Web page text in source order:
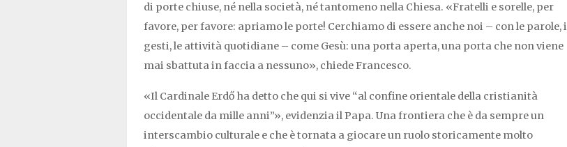
di porte chiuse, né nella società, né tantomeno nella Chiesa. «Fratelli e sorelle, per
favore, per favore: apriamo le porte! Cerchiamo di essere anche noi – con le parole, i
gesti, le attività quotidiane – come Gesù: una porta aperta, una porta che non viene
mai sbattuta in faccia a nessuno», chiede Francesco.
«Il Cardinale Erdő ha detto che qui si vive “al confine orientale della cristianità
occidentale da mille anni”», evidenzia il Papa. Una frontiera che è da sempre un
interscambio culturale e che è tornata a giocare un ruolo storicamente molto